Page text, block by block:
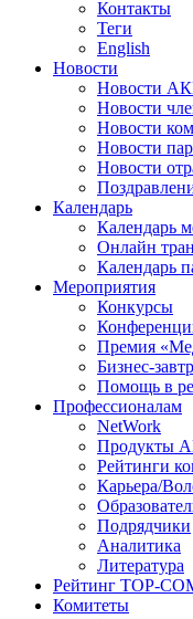
Контакты
Теги
English
Новости
Новости
Новости
Новости
Новости
Новости
Календарь
Календарь
Онлайн
Календарь
Мероприятия
Конкурсы
Премия
Бизнес-
Помощь в
Профессионалам
NetWork
Продукты
Рейтинги
Карьера/
Подрядчики
Аналитика
Литература
Рейтинг TOP-
Комитеты